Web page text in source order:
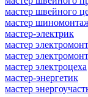
мастер швейного
мастер
мастер-электрик
мастер
мастер
мастер электроцеха
мастер-энергетик
мастер